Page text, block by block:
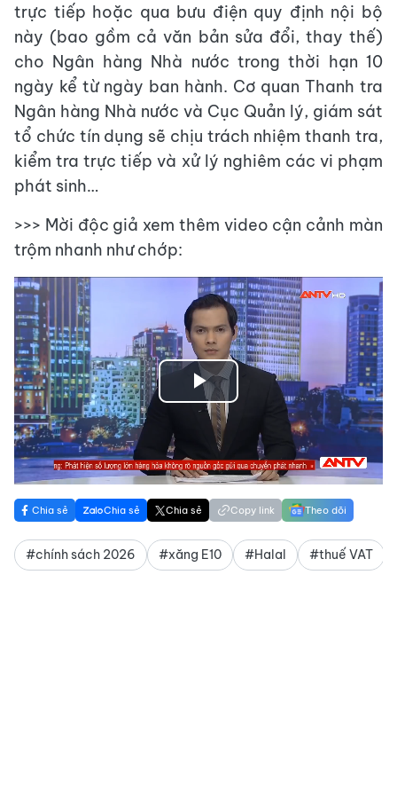
trực tiếp hoặc qua bưu điện quy định nội bộ
này (bao gồm cả văn bản sửa đổi, thay thế)
cho Ngân hàng Nhà nước trong thời hạn 10
ngày kể từ ngày ban hành. Cơ quan Thanh tra
Ngân hàng Nhà nước và Cục Quản lý, giám sát
tổ chức tín dụng sẽ chịu trách nhiệm thanh tra,
kiểm tra trực tiếp và xử lý nghiêm các vi phạm
phát sinh…
>>> Mời độc giả xem thêm video cận cảnh màn
trộm nhanh như chớp:
Play
Video
Chia sẻ Chia sẻ Chia sẻ Copy link Theo dõi
#chính sách 2026 #xăng E10 #Halal #thuế VAT